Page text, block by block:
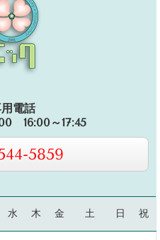
電話
～17:45
5859
水 木 金 土 日 祝